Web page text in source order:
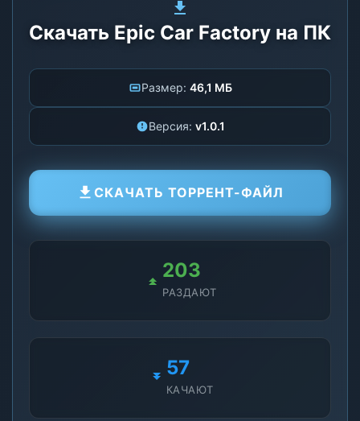
Скачать Epic Car Factory на ПК
Размер: 46,1 МБ
Версия: v1.0.1
СКАЧАТЬ ТОРРЕНТ-ФАЙЛ
203
РАЗДАЮТ
57
КАЧАЮТ